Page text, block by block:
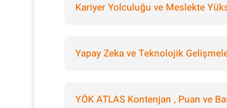
Kariyer Yolculuğu ve Meslekte
Yapay Zeka ve Teknolojik
YÖK ATLAS Kontenjan , Puan ve